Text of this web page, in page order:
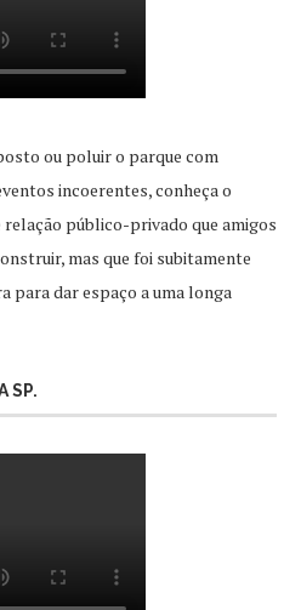
ou poluir o parque com
incoerentes, conheça o
público-privado que amigos
mas que foi subitamente
para dar espaço a uma longa
SP.